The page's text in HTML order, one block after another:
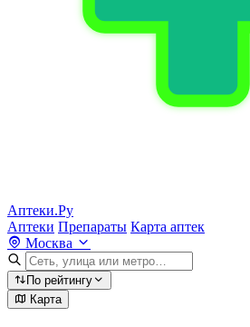
Аптеки.Ру
Аптеки Препараты Карта аптек
Москва
По рейтингу
Карта